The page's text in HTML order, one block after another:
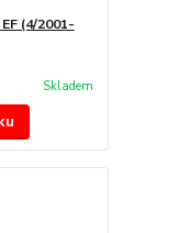
(4/2001-
Skladem